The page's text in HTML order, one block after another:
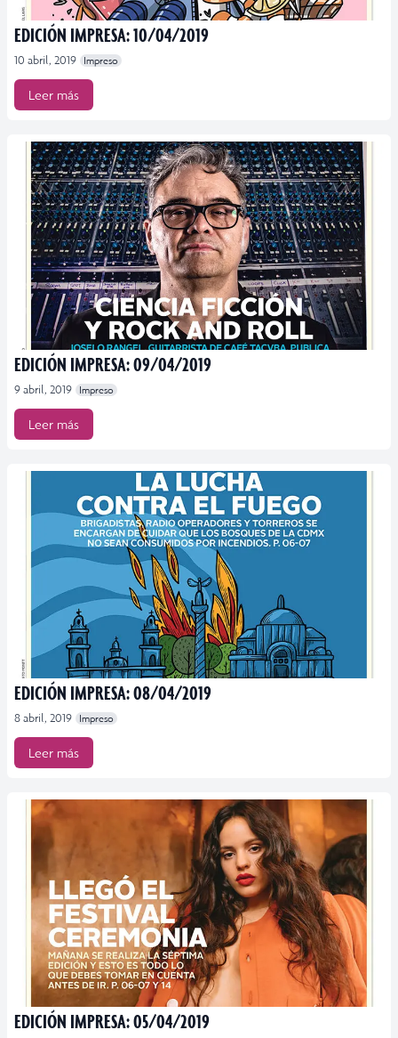
EDICIÓN IMPRESA: 10/04/2019
10 abril, 2019 Impreso
Leer más
EDICIÓN IMPRESA: 09/04/2019
9 abril, 2019 Impreso
Leer más
EDICIÓN IMPRESA: 08/04/2019
8 abril, 2019 Impreso
Leer más
EDICIÓN IMPRESA: 05/04/2019